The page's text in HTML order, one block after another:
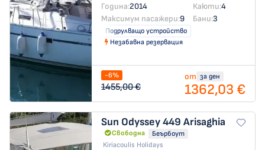
Година:2014 Каюти:4
Максимум пасажери:9 Бани:3
Подрулващо устройство
Незабавна резервация
-6%
1455,00 €
от за ден
1362,03 €
Sun Odyssey 449 Arisaghia
Свободна
Беърбоут
Kiriacoulis Holidays